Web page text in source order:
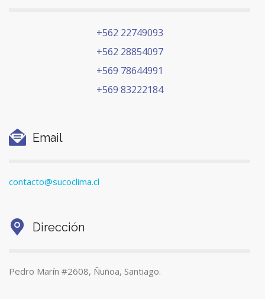
+562 22749093
+562 28854097
+569 78644991
+569 83222184
Email
contacto@sucoclima.cl
Dirección
Pedro Marín #2608, Ñuñoa, Santiago.